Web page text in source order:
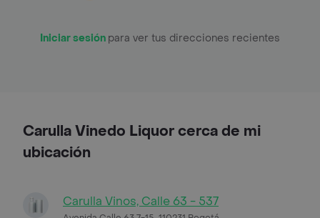
Iniciar sesión para ver tus direcciones recientes
Carulla Vinedo Liquor cerca de mi
ubicación
Carulla Vinos, Calle 63 - 537